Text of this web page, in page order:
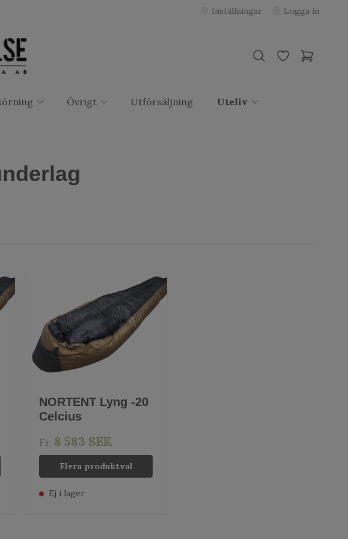
Inställningar Logga in
Övrigt Utförsäljning Uteliv
NORTENT Lyng -20
Celcius
Fr. 8 583 SEK
Flera produktval
Ej i lager